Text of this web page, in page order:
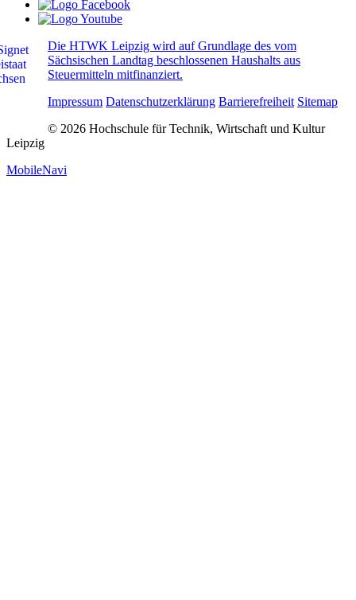
Die HTWK Leipzig wird auf Grundlage des vom
Sächsischen Landtag beschlossenen Haushalts aus
Steuermitteln mitfinanziert.
Impressum Datenschutzerklärung Barrierefreiheit Sitemap
© 2026 Hochschule für Technik, Wirtschaft und Kultur
Leipzig
MobileNavi